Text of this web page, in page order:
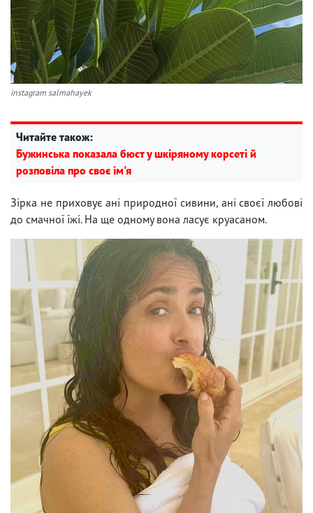
instagram salmahayek
Читайте також:
Бужинська показала бюст у шкіряному корсеті й
розповіла про своє ім'я
Зірка не приховує ані природної сивини, ані своєї любові
до смачної їжі. На ще одному вона ласує круасаном.